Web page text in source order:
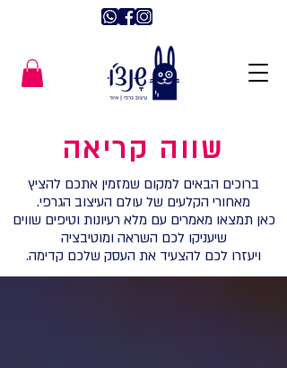
שווה קריאה
ברוכים הבאים למקום שמזמין אתכם להציץ
מאחורי הקלעים של עולם העיצוב הגרפי.
כאן תמצאו מאמרים עם מלא רעיונות וטיפים שווים
שיעניקו לכם השראה ומוטיבציה
ויעזרו לכם להצעיד את העסק שלכם קדימה.